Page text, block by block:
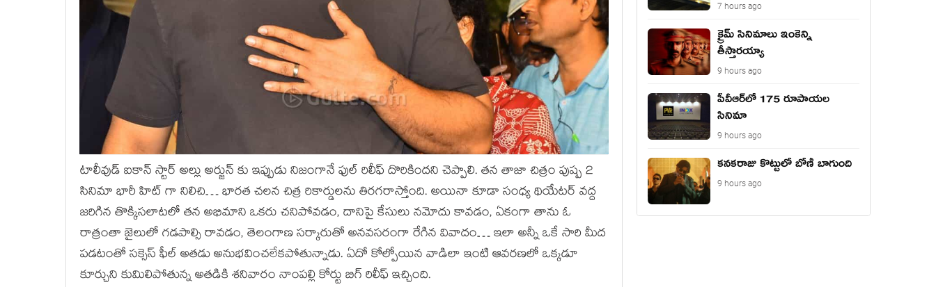
టాలీవుడ్ ఐకాన్ స్టార్ అల్లు అర్జున్ కు ఇప్పుడు నిజంగానే ఫుల్ రిలీఫ్ దొరికిందని చెప్పాలి. తన తాజా చిత్రం పుష్ప 2
సినిమా భారీ హిట్ గా నిలిచి… భారత చలన చిత్ర రికార్డులను తిరగరాస్తోంది. అయినా కూడా సంధ్య థియేటర్ వద్ద
జరిగిన తొక్కిసలాటలో తన అభిమాని ఒకరు చనిపోవడం, దానిపై కేసులు నమోదు కావడం, ఏకంగా తాను ఓ
రాత్రంతా జైలులో గడపాల్సి రావడం, తెలంగాణ సర్కారుతో అనవసరంగా రేగిన వివాదం… ఇలా అన్నీ ఒకే సారి మీద
పడటంతో సక్సెస్ ఫీల్ అతడు అనుభవించలేకపోతున్నాడు. ఏదో కోల్పోయిన వాడిలా ఇంటి ఆవరణలో ఒక్కడూ
కూర్చుని కుమిలిపోతున్న అతడికి శనివారం నాంపల్లి కోర్టు బిగ్ రిలీఫ్ ఇచ్చింది.
7 hours ago
క్రైమ్ సినిమాలు ఇంకెన్ని
తీస్తారయ్యా
9 hours ago
పీవీఆర్‌లో 175 రూపాయల
సినిమా
9 hours ago
కనకరాజు కొట్టులో బోణీ బాగుంది
9 hours ago